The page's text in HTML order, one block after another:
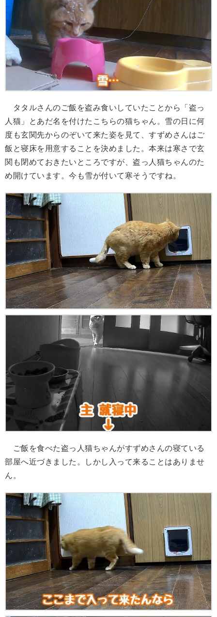
タタルさんのご飯を盗み食いしていたことから「盗っ
人猫」とあだ名を付けたこちらの猫ちゃん。雪の日に何
度も玄関先からのぞいて来た姿を見て、すずめさんはご
飯と寝床を用意することを決めました。本来は寒さで玄
関も閉めておきたいところですが、盗っ人猫ちゃんのた
め開けています。今も雪が付いて寒そうですね。
ご飯を食べた盗っ人猫ちゃんがすずめさんの寝ている
部屋へ近づきました。しかし入って来ることはありませ
ん。